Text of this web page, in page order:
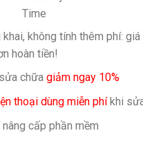
khai, không tính thêm phí: giá
hoàn tiền!
chữa giảm ngay 10%
thoại dùng miễn phíkhi
nâng cấp phần mềm